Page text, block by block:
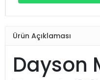
Ürün Açıklaması
Dayson